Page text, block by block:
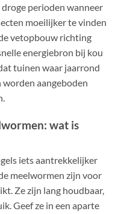
droge perioden wanneer
moeilijker te vinden
vetopbouw richting
energiebron bij kou
tuinen waar jaarrond
aangeboden
wat is
iets aantrekkelijker
meelwormen zijn voor
Ze zijn lang houdbaar,
Geef ze in een aparte